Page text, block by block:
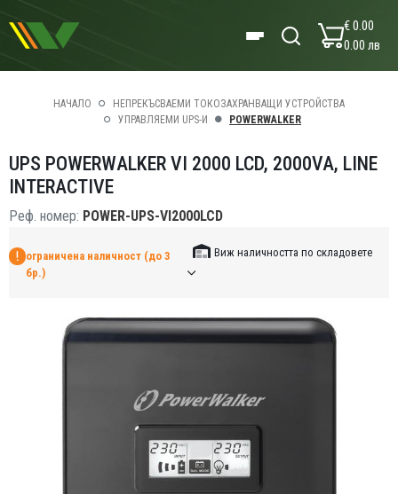
€ 0.00
0.00 лв
НАЧАЛО
НЕПРЕКЪСВАЕМИ ТОКОЗАХРАНВАЩИ УСТРОЙСТВА
УПРАВЛЯЕМИ UPS-И
POWERWALKER
UPS POWERWALKER VI 2000 LCD, 2000VA, LINE
INTERACTIVE
Реф. номер: POWER-UPS-VI2000LCD
ограничена наличност (до 3
бр.)
Виж наличността по складовете